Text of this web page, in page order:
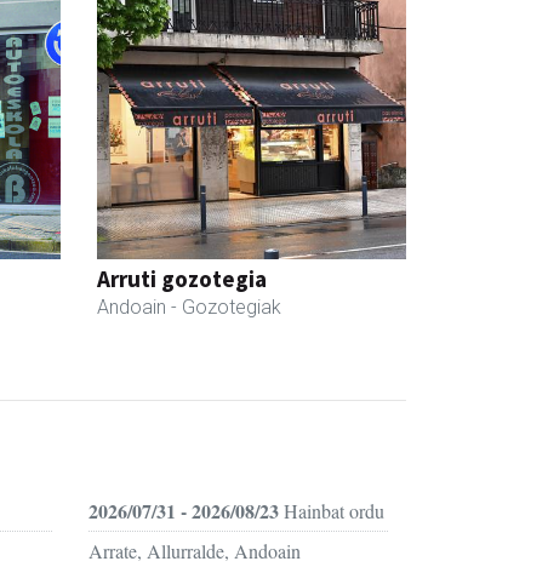
Arruti gozotegia
Andoain - Gozotegiak
2026/07/31 - 2026/08/23Hainbat ordu
Arrate, Allurralde, Andoain